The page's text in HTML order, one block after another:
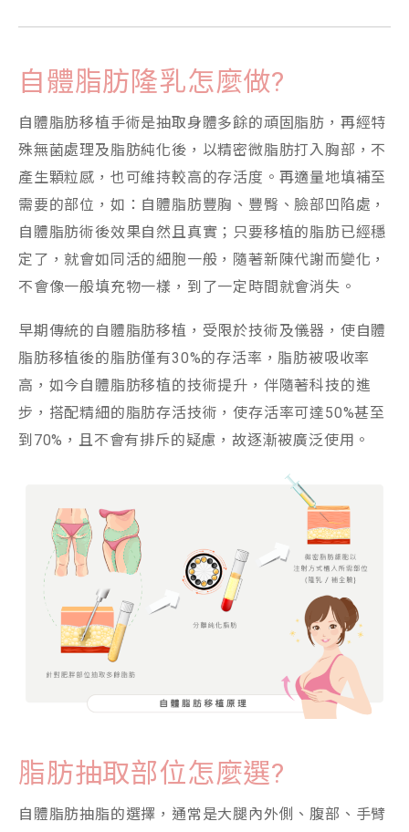
自體脂肪隆乳怎麼做?
自體脂肪移植手術是抽取身體多餘的頑固脂肪，再經特
殊無菌處理及脂肪純化後，以精密微脂肪打入胸部，不
產生顆粒感，也可維持較高的存活度。再適量地填補至
需要的部位，如：自體脂肪豐胸、豐臀、臉部凹陷處，
自體脂肪術後效果自然且真實；只要移植的脂肪已經穩
定了，就會如同活的細胞一般，隨著新陳代謝而變化，
不會像一般填充物一樣，到了一定時間就會消失。
早期傳統的自體脂肪移植，受限於技術及儀器，使自體
脂肪移植後的脂肪僅有30%的存活率，脂肪被吸收率
高，如今自體脂肪移植的技術提升，伴隨著科技的進
步，搭配精細的脂肪存活技術，使存活率可達50%甚至
到70%，且不會有排斥的疑慮，故逐漸被廣泛使用。
脂肪抽取部位怎麼選?
自體脂肪抽脂的選擇，通常是大腿內外側、腹部、手臂